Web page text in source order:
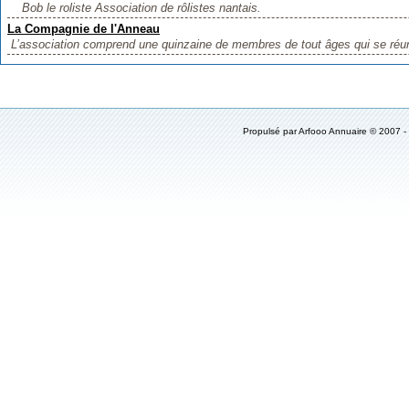
Bob le roliste Association de rôlistes nantais.
La Compagnie de l'Anneau
L’association comprend une quinzaine de membres de tout âges qui se
Propulsé parArfooo Annuaire © 2007